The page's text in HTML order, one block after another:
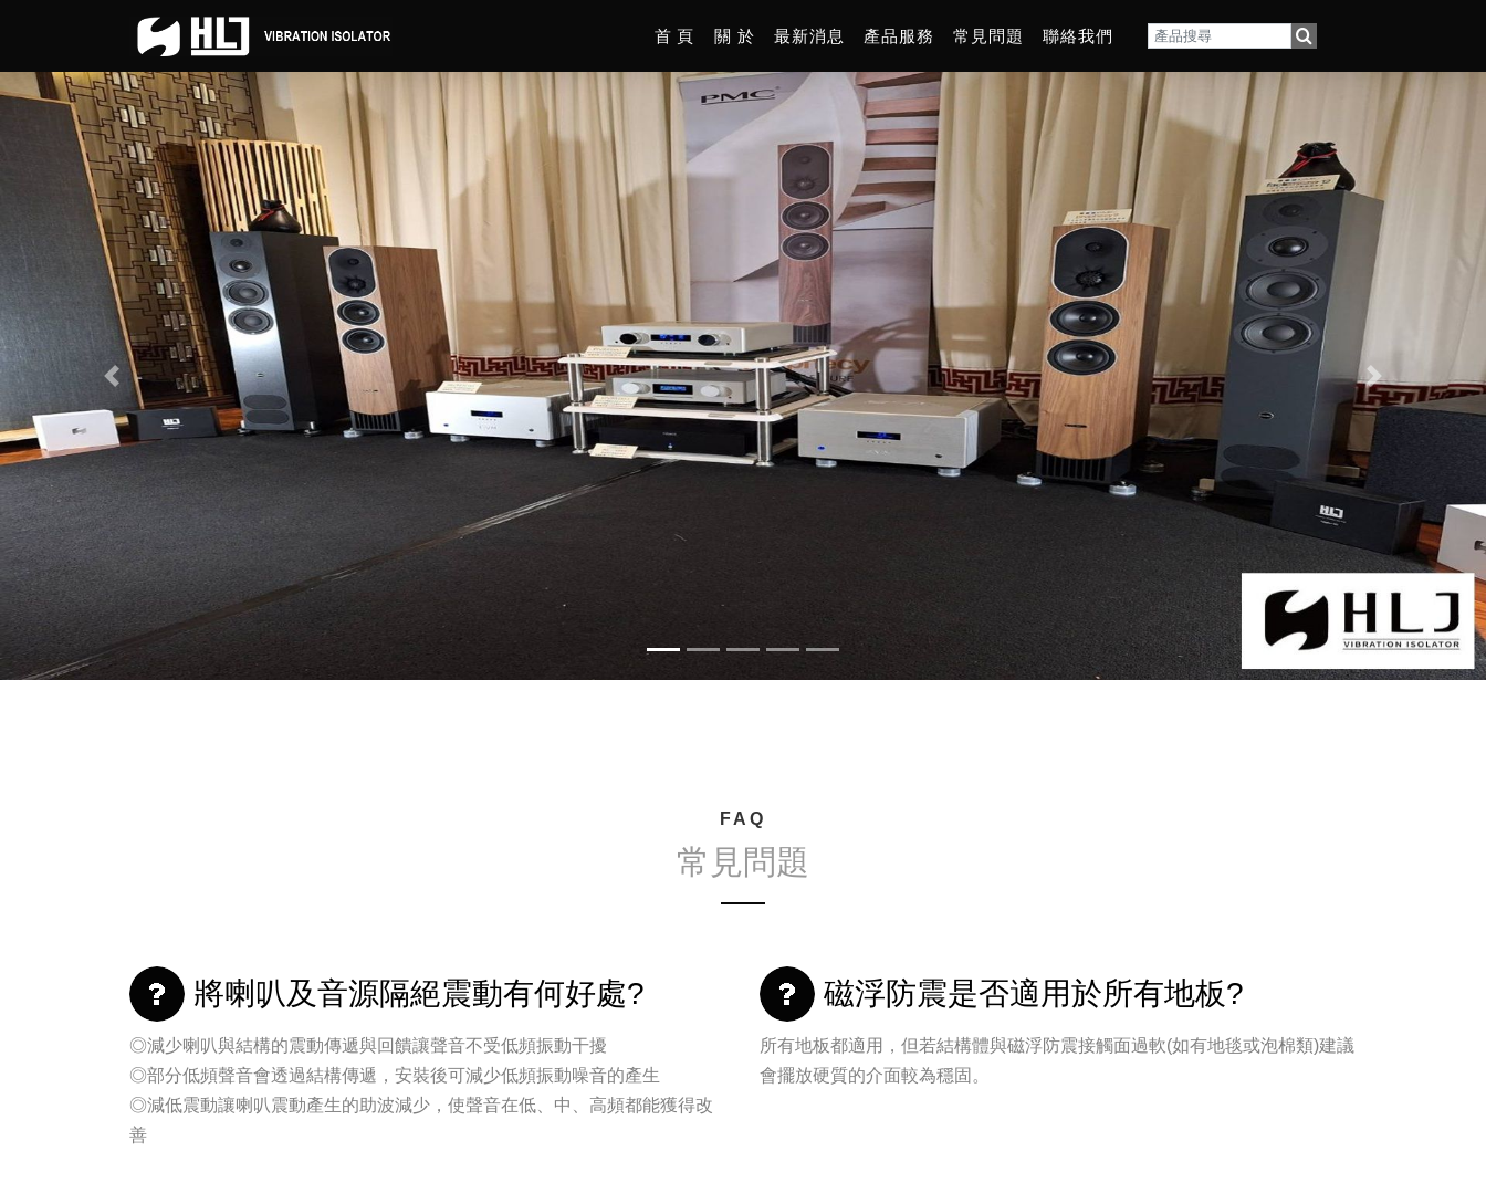
首 頁 關 於 最新消息 產品服務 常見問題 聯絡我們
FAQ
常見問題
將喇叭及音源隔絕震動有何好處?
◎減少喇叭與結構的震動傳遞與回饋讓聲音不受低頻振動干擾
◎部分低頻聲音會透過結構傳遞，安裝後可減少低頻振動噪音的產生
◎減低震動讓喇叭震動產生的助波減少，使聲音在低、中、高頻都能獲得改
善
磁浮防震是否適用於所有地板?
所有地板都適用，但若結構體與磁浮防震接觸面過軟(如有地毯或泡棉類)建議
會擺放硬質的介面較為穩固。